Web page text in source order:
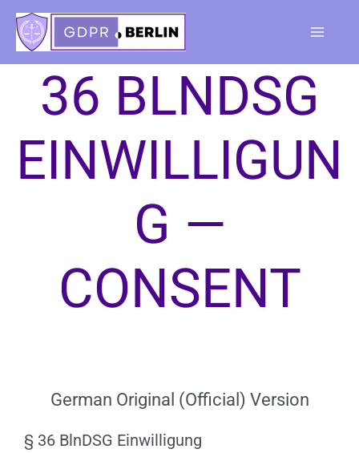
Skip
Menu
36 BLNDSG
EINWILLIGUN
G —
CONSENT
German Original (Official) Version
§ 36 BlnDSG Einwilligung